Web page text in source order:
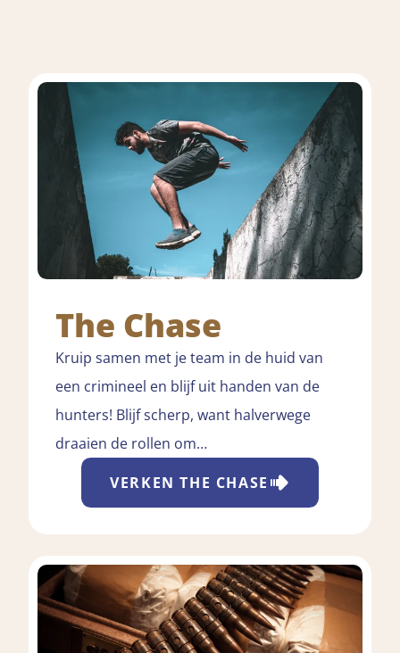
The Chase
Kruip samen met je team in de huid van
een crimineel en blijf uit handen van de
hunters! Blijf scherp, want halverwege
draaien de rollen om…
VERKENTHE CHASE